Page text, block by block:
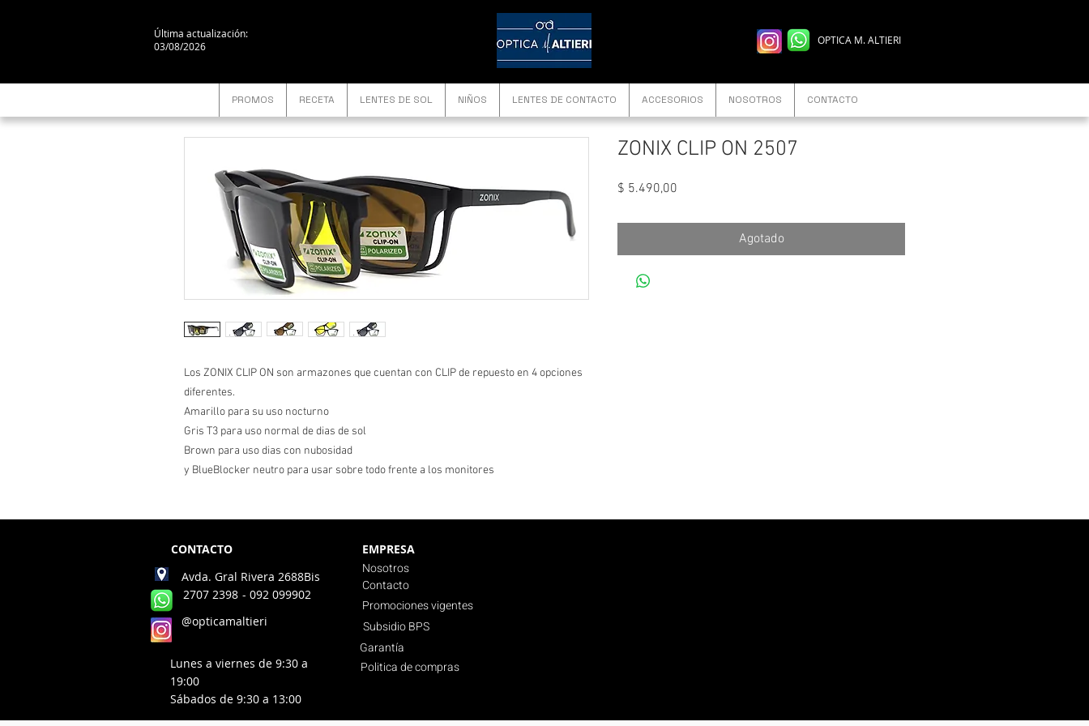
Última actualización:
03/08/2026
OPTICA M. ALTIERI
PROMOS RECETA LENTES DE SOL NIÑOS LENTES DE CONTACTO ACCESORIOS NOSOTROS CONTACTO
Los ZONIX CLIP ON son armazones que cuentan con CLIP de repuesto en 4 opciones
diferentes.
Amarillo para su uso nocturno
Gris T3 para uso normal de dias de sol
Brown para uso dias con nubosidad
y BlueBlocker neutro para usar sobre todo frente a los monitores
ZONIX CLIP ON 2507
$ 5.490,00
Agotado
CONTACTO
2707 2398 - 092 099902
@opticamaltieri
Avda. Gral Rivera 2688Bis
Lunes a viernes de 9:30 a
19:00
Sábados de 9:30 a 13:00
EMPRESA
Nosotros
Promociones vigentes
Contacto
Subsidio BPS
Politica de compras
Garantía